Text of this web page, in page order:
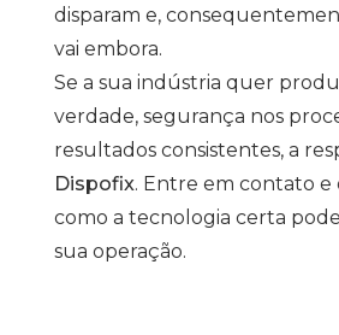
disparam e,
vai embora.
Se a sua indústria quer
verdade, segurança nos
resultados consistentes, a
Dispofix. Entre em contato e
como a tecnologia certa
sua operação.